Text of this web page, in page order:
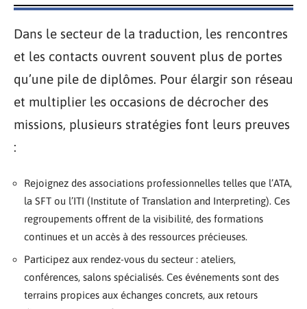
Dans le secteur de la traduction, les rencontres
et les contacts ouvrent souvent plus de portes
qu’une pile de diplômes. Pour élargir son réseau
et multiplier les occasions de décrocher des
missions, plusieurs stratégies font leurs preuves
:
Rejoignez des associations professionnelles telles que l’ATA,
la SFT ou l’ITI (Institute of Translation and Interpreting). Ces
regroupements offrent de la visibilité, des formations
continues et un accès à des ressources précieuses.
Participez aux rendez-vous du secteur : ateliers,
conférences, salons spécialisés. Ces événements sont des
terrains propices aux échanges concrets, aux retours